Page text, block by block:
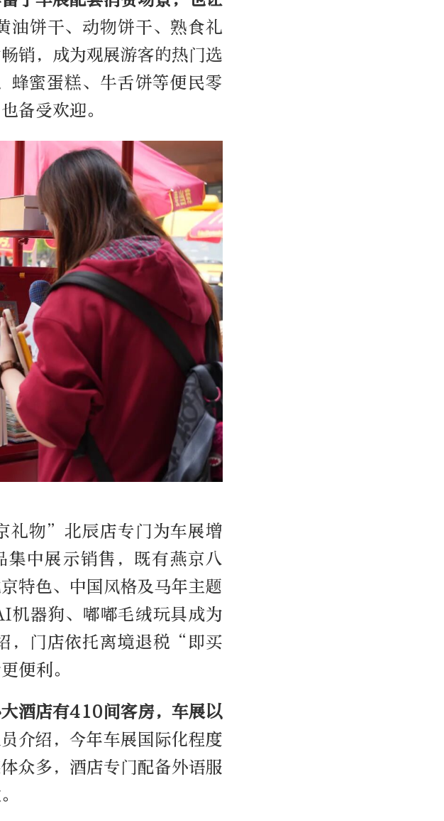
油饼干、动物饼干、熟食礼
销，成为观展游客的热门选
蜂蜜蛋糕、牛舌饼等便民零
备受欢迎。
礼物”北辰店专门为车展增
中展示销售，既有燕京八
特色、中国风格及马年主题
机器狗、嘟嘟毛绒玩具成为
，门店依托离境退税“即买
便利。
酒店有410间客房，车展以
介绍，今年车展国际化程度
众多，酒店专门配备外语服